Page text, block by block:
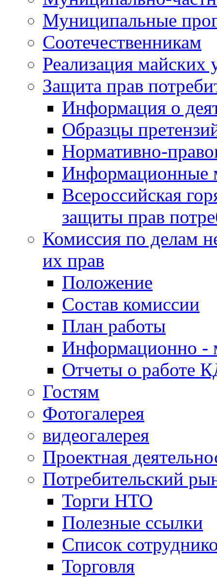
Муниципальные
Соотечественникам
Реализация майских
Защита прав
Информация о
Образцы
Нормативно-
Информационные
Всероссийская
защиты прав
Комиссия по делам
их прав
Положение
Состав комиссии
План работы
Информационно -
Отчеты о работе
Гостям
Фотогалерея
видеогалерея
Проектная
Потребительский
Торги НТО
Полезные ссылки
Список
Торговля